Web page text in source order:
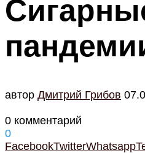
автор Дмитрий Грибов
0 комментарий
0
FacebookTwitterWhatsapp